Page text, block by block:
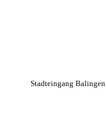
Stadteingang Balingen